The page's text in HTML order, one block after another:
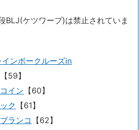
BLJ(ケツワープ)は禁止されていま
ンボークルーズin
【59】
イン 【60】
ク 【61】
ランコ
【62】